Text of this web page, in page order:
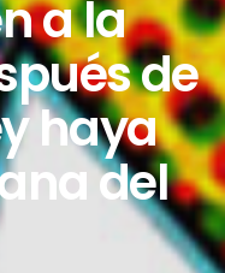
a la
de
haya
del